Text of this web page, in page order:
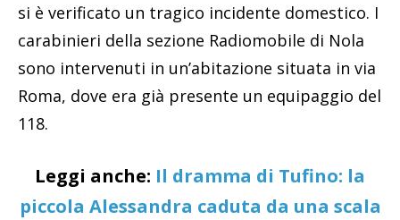
si è verificato un tragico incidente domestico. I
carabinieri della sezione Radiomobile di Nola
sono intervenuti in un’abitazione situata in via
Roma, dove era già presente un equipaggio del
118.
Leggi anche: Il dramma di Tufino: la
piccola Alessandra caduta da una scala